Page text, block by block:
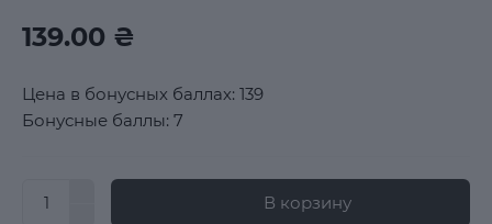
139.00 ₴
Цена в бонусных баллах: 139
Бонусные баллы: 7
В корзину